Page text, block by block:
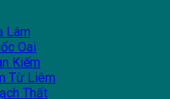
Lâm
Oai
Kiếm
Từ Liêm
Thất